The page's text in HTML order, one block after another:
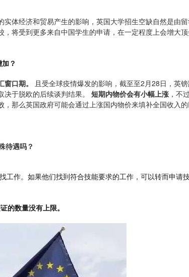
实体经济和贸易产生的影响，英国大学招生空缺自然是由
将受到更多来自中国学生的申请，在一定程度上会增大
？
口期。
且受全球疫情爆发的影响，截至至2月28日，英
于脱欧的后续谈判结果。 短期内物价会有小幅上涨 ，不
那么英国政府可能会通过上涨国内物价来填补全国收入
待遇吗？
工作。如果他们找到符合技能要求的工作，可以转而申请
的数量没有上限。